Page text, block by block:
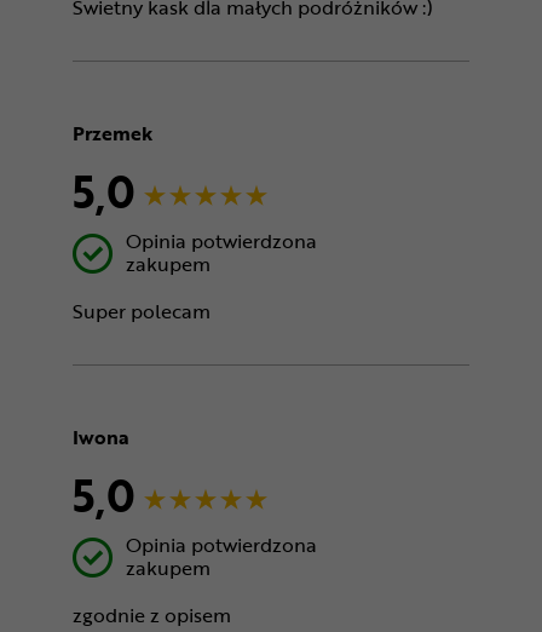
Świetny kask dla małych podróżników :)
Przemek
5,0
Opinia potwierdzona
zakupem
Super polecam
Iwona
5,0
Opinia potwierdzona
zakupem
zgodnie z opisem